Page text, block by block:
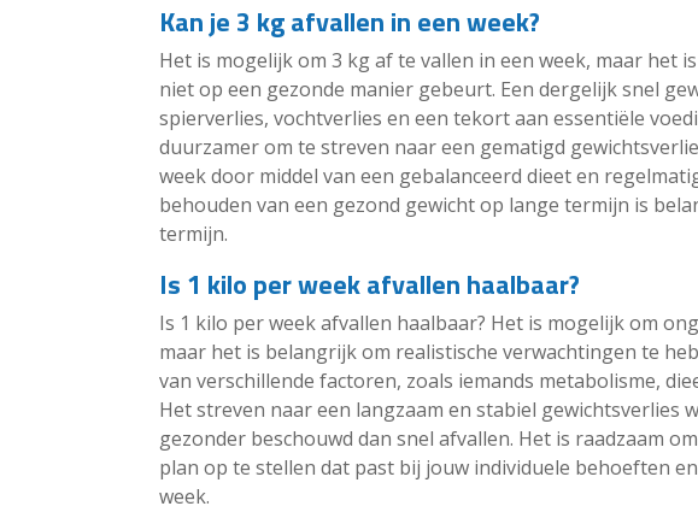
Kan je 3 kg afvallen in een week?
Het is mogelijk om 3 kg af te vallen in een week, maar het
niet op een gezonde manier gebeurt. Een dergelijk snel
spierverlies, vochtverlies en een tekort aan essentiële
duurzamer om te streven naar een gematigd
week door middel van een gebalanceerd dieet en
behouden van een gezond gewicht op lange termijn is
termijn.
Is 1 kilo per week afvallen haalbaar?
Is 1 kilo per week afvallen haalbaar? Het is mogelijk om
maar het is belangrijk om realistische verwachtingen te
van verschillende factoren, zoals iemands metabolisme,
Het streven naar een langzaam en stabiel gewichtsverlies
gezonder beschouwd dan snel afvallen. Het is raadzaam
plan op te stellen dat past bij jouw individuele behoeften
week.